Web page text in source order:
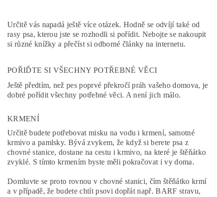
Určitě vás napadá ještě více otázek. Hodně se odvíjí také od
rasy psa, kterou jste se rozhodli si pořídit. Nebojte se nakoupit
si různé knížky a přečíst si odborné články na internetu.
POŘIĎTE SI VŠECHNY POTŘEBNÉ VĚCI
Ještě předtím, než pes poprvé překročí práh vašeho domova, je
dobré pořídit všechny potřebné věci. A není jich málo.
KRMENÍ
Určitě budete potřebovat misku na vodu i krmení, samotné
krmivo a pamlsky. Bývá zvykem, že když si berete psa z
chovné stanice, dostane na cestu i krmivo, na které je štěňátko
zvyklé. S tímto krmením byste měli pokračovat i vy doma.
Domluvte se proto rovnou v chovné stanici, čím štěňátko krmí
a v případě, že budete chtít psovi dopřát např. BARF stravu,